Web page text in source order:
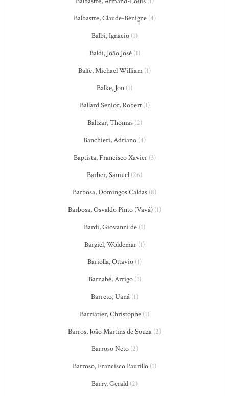
Balbastre, Claude-Bénigne(4)
Balbi, Ignacio (1)
Baldi, João José(1)
Balfe, Michael William (1)
Balke, Jon (1)
Ballard Senior, Robert(1)
Baltzar, Thomas(2)
Banchieri, Adriano (4)
Baptista, Francisco Xavier(3)
Barber, Samuel (26)
Barbosa, Domingos Caldas (8)
Barbosa, Osvaldo Pinto (Vavá) (1)
Bardi, Giovanni de (1)
Bargiel, Woldemar (1)
Bariolla, Ottavio (1)
Barnabé, Arrigo(1)
Barreto, Uaná (1)
Barriatier, Christophe (1)
Barros, João Martins de Souza (2)
Barroso Neto(2)
Barroso, Francisco Paurillo (1)
Barry, Gerald (2)